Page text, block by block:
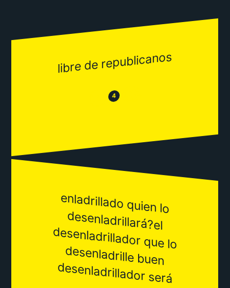
libre de republicanos
😒 4 😂
enladrillado quien lo
desenladrillará?el
desenladrillador que lo
desenladrille buen
desenladrillador será